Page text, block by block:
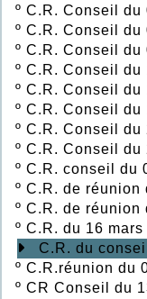
º C.R. Conseil du
º C.R. Conseil du
º C.R. Conseil du
º C.R. Conseil du
º C.R. Conseil du
º C.R. Conseil du
º C.R. Conseil du
º C.R. Conseil du
º C.R. conseil du
º C.R. de réunion
º C.R. de réunion
º C.R. du 16 mars
C.R. du
º C.R.réunion du
º CR Conseil du